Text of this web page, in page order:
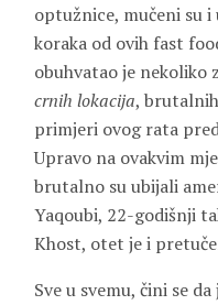
optužnice, mučeni su
koraka od ovih fast
obuhvatao je nekoliko
crnih lokacija,
primjeri ovog rata
Upravo na ovakvim
brutalno su ubijali
Yaqoubi, 22-godišnji
Khost, otet je i
Sve u svemu, čini se